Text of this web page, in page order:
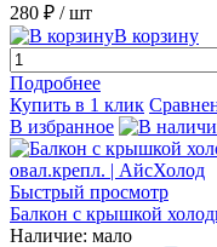
280 ₽ / шт
В корзину
Подробнее
Купить в 1 клик
В избранное
Быстрый просмотр
Балкон с крышкой
Наличие: мало